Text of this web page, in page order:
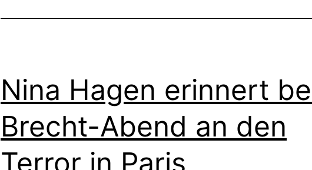
Nina Hagen erinnert
Brecht-Abend an den
Terror in Paris